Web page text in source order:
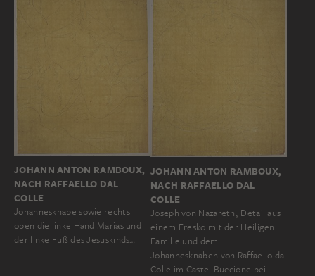
JOHANN ANTON RAMBOUX,
NACH RAFFAELLO DAL
COLLE
Johannesknabe sowie rechts
oben die linke Hand Marias und
der linke Fuß des Jesuskinds…
JOHANN ANTON RAMBOUX,
NACH RAFFAELLO DAL
COLLE
Joseph von Nazareth, Detail aus
einem Fresko mit der Heiligen
Familie und dem
Johannesknaben von Raffaello dal
Colle im Castel Buccione bei